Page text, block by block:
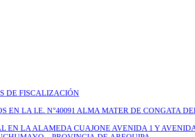
DE FISCALIZACIÓN
EN LA I.E. N°40091 ALMA MATER DE CONGATA
EN LA ALAMEDA CUAJONE AVENIDA 1 Y